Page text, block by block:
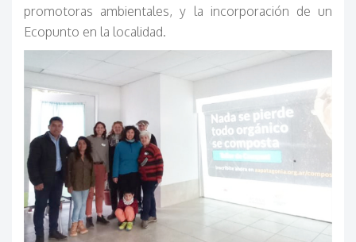
promotoras ambientales, y la incorporación de un
Ecopunto en la localidad.